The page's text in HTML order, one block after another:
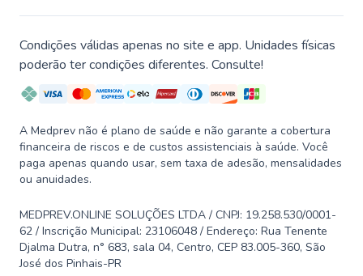
Condições válidas apenas no site e app. Unidades físicas
poderão ter condições diferentes. Consulte!
A Medprev não é plano de saúde e não garante a cobertura
financeira de riscos e de custos assistenciais à saúde. Você
paga apenas quando usar, sem taxa de adesão, mensalidades
ou anuidades.
MEDPREV.ONLINE SOLUÇÕES LTDA / CNPJ: 19.258.530/0001-
62 / Inscrição Municipal: 23106048 / Endereço: Rua Tenente
Djalma Dutra, n° 683, sala 04, Centro, CEP 83.005-360, São
José dos Pinhais-PR